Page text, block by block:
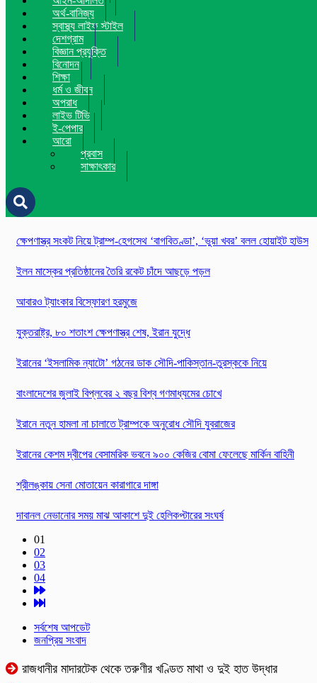
অর্থ-বানিজ্য
স্বাস্থ্য লাইফ স্টাইল
দেশগ্রাম
বিজ্ঞান প্রযুক্তি
বিনোদন
শিক্ষা
ধর্ম ও জীবন
অপরাধ
লাইভ টিভি
ই-পেপার
আরো
প্রবাস
সাক্ষাৎকার
ক্ষেপণাস্ত্র সংকট নিয়ে ট্রাম্প-হেগসেথ ‘বাগবিতণ্ডা’, ‘ভুয়া খবর’ বলল হোয়াইট হাউস
ইলন মাস্কের প্রতিষ্ঠানের তৈরি রকেট চাঁদে আছড়ে পড়ল
আবারও ট্যাংকার বিস্ফোরণ হরমুজে
যুক্তরাষ্ট্র, ৮০ শতাংশ ক্ষেপণাস্ত্র শেষ, ইরান যুদ্ধে
ইরানের ‘ইসলামিক ন্যাটো’ গঠনের ডাক সৌদি-পাকিস্তান-তুরস্ককে নিয়ে
বাংলাদেশের জুলাই বিপ্লবের ২ বছর বিশ্ব গণমাধ্যমের চোখে
ইরানে নতুন হামলা না চালাতে ট্রাম্পকে অনুরোধ সৌদি যুবরাজের
ইরানের কেশম দ্বীপের বেসামরিক ভবনে ৯০০ কেজির বোমা ফেলেছে মার্কিন বাহিনী
শ্রীলঙ্কায় সেনা মোতায়েন কারাগারে দাঙ্গা
দাবানল নেভানোর সময় মাঝ আকাশে দুই হেলিকপ্টারের সংঘর্ষ
01
02
03
04
সর্বশেষ আপডেট
জনপ্রিয় সংবাদ
রাজধানীর মাদারটেক থেকে তরুণীর খণ্ডিত মাথা ও দুই হাত উদ্ধার